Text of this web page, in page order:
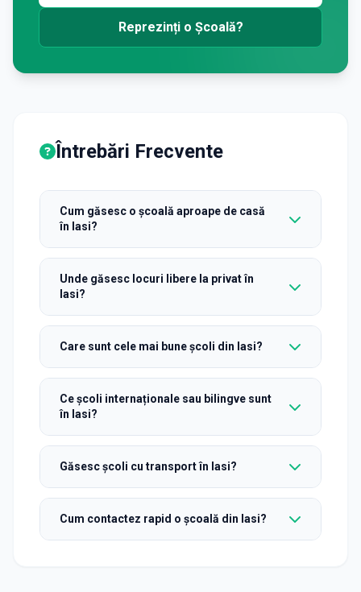
Reprezinți o Școală?
Întrebări Frecvente
Cum găsesc o școală aproape de casă
în Iasi?
Unde găsesc locuri libere la privat în
Iasi?
Care sunt cele mai bune școli din Iasi?
Ce școli internaționale sau bilingve sunt
în Iasi?
Găsesc școli cu transport în Iasi?
Cum contactez rapid o școală din Iasi?